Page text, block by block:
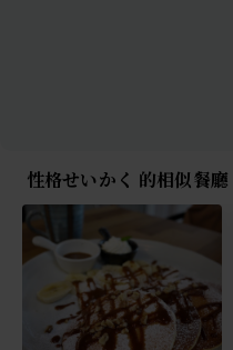
性格せいかく 的相似餐廳